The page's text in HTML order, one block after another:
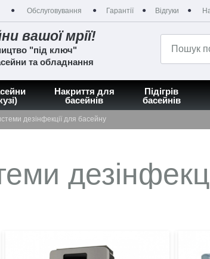
Обслуговування Гарантії Відгуки
вашої мрії!
"під ключ"
та обладнання
Накриття для
басейнів
Підігрів
басейнів
дезінфекції для басейну